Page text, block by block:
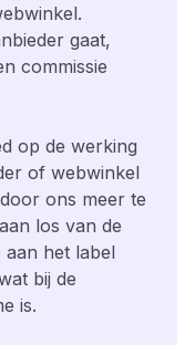
gaat,
commissie
op de werking
of webwinkel
ons meer te
los van de
het label
bij de
is.